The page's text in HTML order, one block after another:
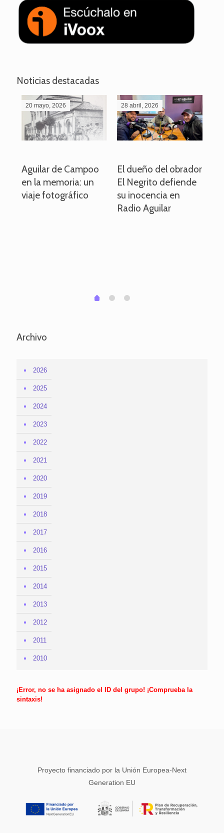
Noticias destacadas
20 mayo, 2026
Aguilar de Campoo
en la memoria: un
viaje fotográfico
28 abril, 2026
El dueño del obrador
El Negrito defiende
su inocencia en
Radio Aguilar
0 1 2
Archivo
2026
2025
2024
2023
2022
2021
2020
2019
2018
2017
2016
2015
2014
2013
2012
2011
2010
¡Error, no se ha asignado el ID del grupo! ¡Comprueba la
sintaxis!
Proyecto financiado por la Unión Europea-Next
Generation EU